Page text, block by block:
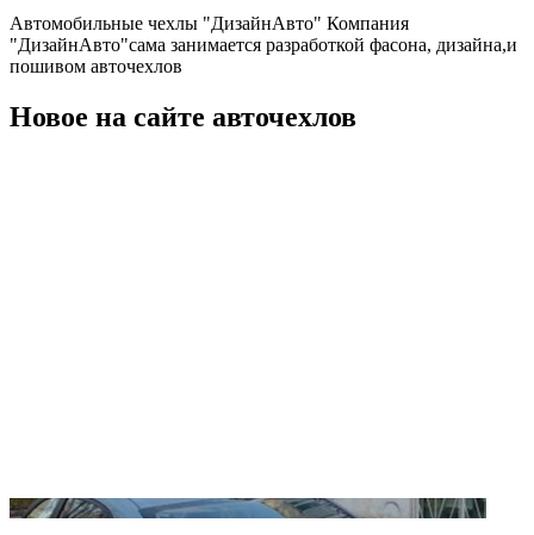
Автомобильные чехлы "ДизайнАвто" Компания
"ДизайнАвто"сама занимается разработкой фасона, дизайна,и
пошивом авточехлов
Новое на сайте авточехлов